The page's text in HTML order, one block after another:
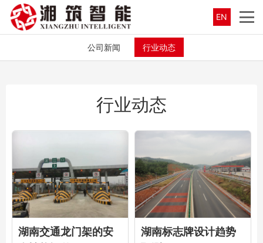
EN
公司新闻 行业动态
行业动态
湖南交通龙门架的安
湖南标志牌设计趋势